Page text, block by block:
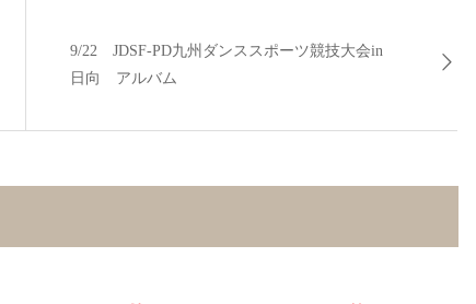
9/22 JDSF-PD九州ダンススポーツ競技大会in
日向 アルバム